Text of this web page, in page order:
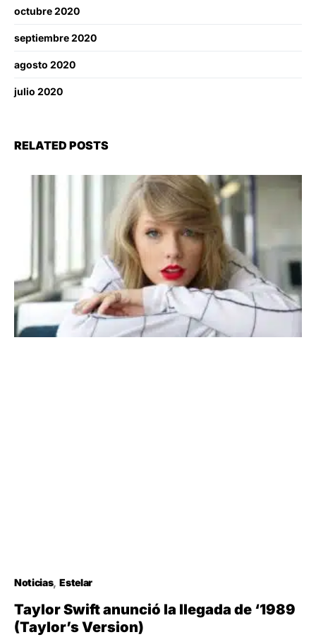
octubre 2020
septiembre 2020
agosto 2020
julio 2020
RELATED POSTS
Noticias Estelar
Taylor Swift anunció la llegada de ‘1989
(Taylor’s Version)